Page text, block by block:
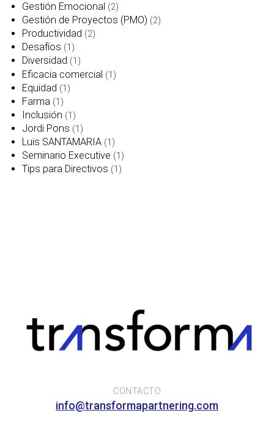
Gestión Emocional (2)
Gestión de Proyectos (PMO) (2)
Productividad (2)
Desafíos (1)
Diversidad (1)
Eficacia comercial (1)
Equidad (1)
Farma (1)
Inclusión (1)
Jordi Pons (1)
Luis SANTAMARIA (1)
Seminario Executive (1)
Tips para Directivos (1)
CONTACTO
info@transformapartnering.com